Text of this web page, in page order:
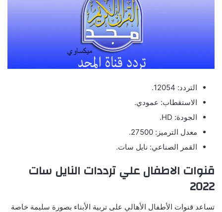
التردد: 12054.
الاستقطاب: عمودي.
الجودة: HD.
معدل الترميز: 27500.
القمر الصناعي: نايل سات.
قنوات الاطفال علي ترددات النايل سات
2022
تساعد قنوات الأطفال الأهالي على تربية الأبناء بصورة سليمة خاصة